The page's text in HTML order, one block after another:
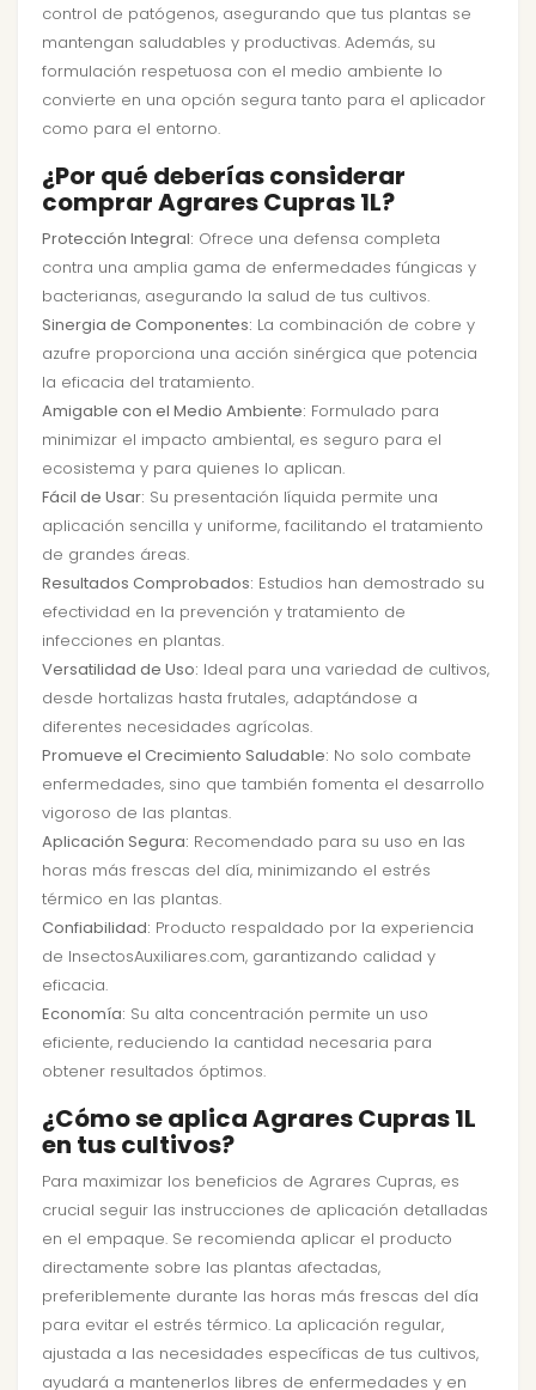
control de patógenos, asegurando que tus plantas se
mantengan saludables y productivas. Además, su
formulación respetuosa con el medio ambiente lo
convierte en una opción segura tanto para el aplicador
como para el entorno.
¿Por qué deberías considerar
comprar Agrares Cupras 1L?
Protección Integral: Ofrece una defensa completa
contra una amplia gama de enfermedades fúngicas y
bacterianas, asegurando la salud de tus cultivos.
Sinergia de Componentes: La combinación de cobre y
azufre proporciona una acción sinérgica que potencia
la eficacia del tratamiento.
Amigable con el Medio Ambiente: Formulado para
minimizar el impacto ambiental, es seguro para el
ecosistema y para quienes lo aplican.
Fácil de Usar: Su presentación líquida permite una
aplicación sencilla y uniforme, facilitando el tratamiento
de grandes áreas.
Resultados Comprobados: Estudios han demostrado su
efectividad en la prevención y tratamiento de
infecciones en plantas.
Versatilidad de Uso: Ideal para una variedad de cultivos,
desde hortalizas hasta frutales, adaptándose a
diferentes necesidades agrícolas.
Promueve el Crecimiento Saludable: No solo combate
enfermedades, sino que también fomenta el desarrollo
vigoroso de las plantas.
Aplicación Segura: Recomendado para su uso en las
horas más frescas del día, minimizando el estrés
térmico en las plantas.
Confiabilidad: Producto respaldado por la experiencia
de InsectosAuxiliares.com, garantizando calidad y
eficacia.
Economía: Su alta concentración permite un uso
eficiente, reduciendo la cantidad necesaria para
obtener resultados óptimos.
¿Cómo se aplica Agrares Cupras 1L
en tus cultivos?
Para maximizar los beneficios de Agrares Cupras, es
crucial seguir las instrucciones de aplicación detalladas
en el empaque. Se recomienda aplicar el producto
directamente sobre las plantas afectadas,
preferiblemente durante las horas más frescas del día
para evitar el estrés térmico. La aplicación regular,
ajustada a las necesidades específicas de tus cultivos,
ayudará a mantenerlos libres de enfermedades y en